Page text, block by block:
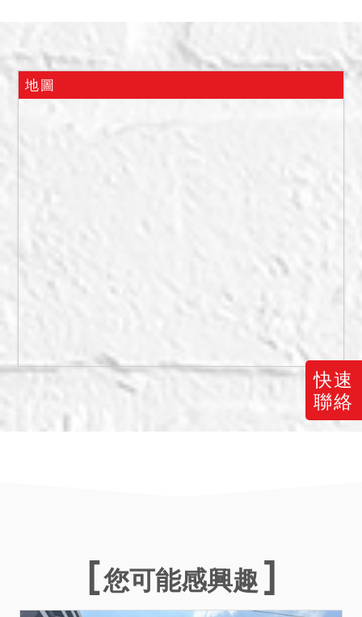
快速
聯絡
(二)民國114年5月5日現場查
封時，據地政人員稱556-1
區菁山路57、59號後方空
人居住使用，若房屋拍定，
於地下2樓，有2個車位，因
為是小社區，沒有固定車
位，但大多住戶都有習慣的
車位。惟現在實際情形如
何，仍請應買人自行查明注
意。
(三)上開第（二）點所示之使
用借貸關係業經本院於115
年3月9日核發執行命令除
銷確定時，則不點交。請應
買人自行注意。
(四)556-1地號土地無申請建
地圖
您可能感興趣